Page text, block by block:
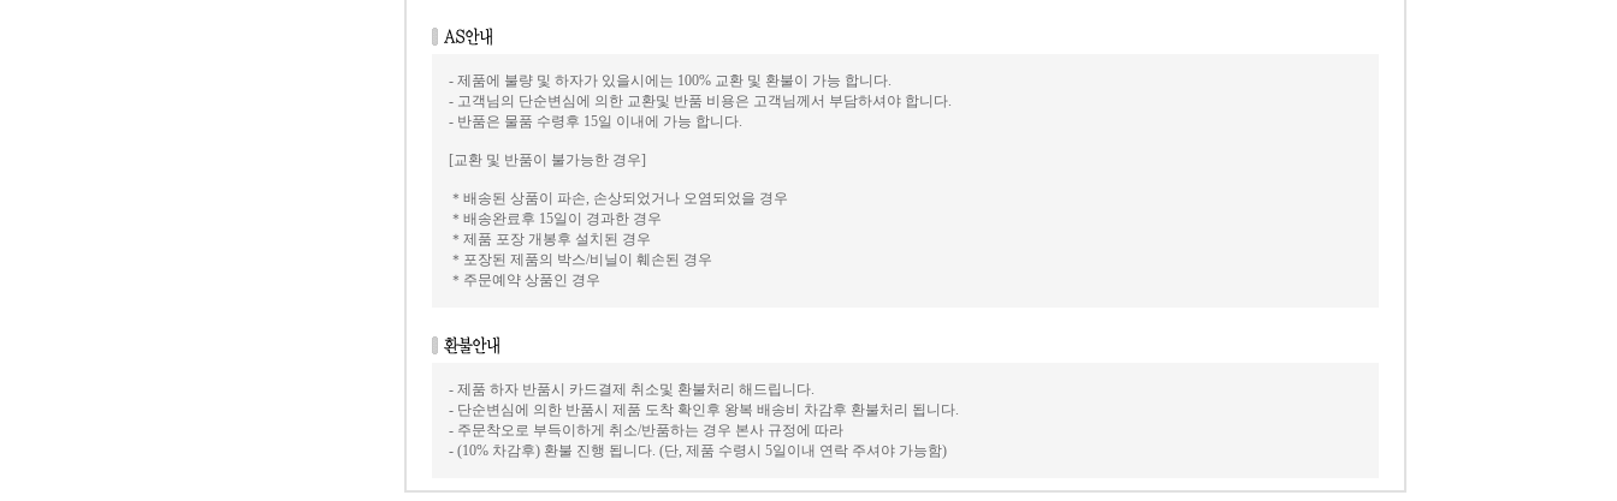
- 제품에 불량 및 하자가 있을시에는 100% 교환 및 환불이 가능 합니다.
- 고객님의 단순변심에 의한 교환및 반품 비용은 고객님께서 부담하셔야 합니다.
- 반품은 물품 수령후 15일 이내에 가능 합니다.
[교환 및 반품이 불가능한 경우]
＊배송된 상품이 파손, 손상되었거나 오염되었을 경우
＊배송완료후 15일이 경과한 경우
＊제품 포장 개봉후 설치된 경우
＊포장된 제품의 박스/비닐이 훼손된 경우
＊주문예약 상품인 경우
- 제품 하자 반품시 카드결제 취소및 환불처리 해드립니다.
- 단순변심에 의한 반품시 제품 도착 확인후 왕복 배송비 차감후 환불처리 됩니다.
- 주문착오로 부득이하게 취소/반품하는 경우 본사 규정에 따라
- (10% 차감후) 환불 진행 됩니다. (단, 제품 수령시 5일이내 연락 주셔야 가능함)